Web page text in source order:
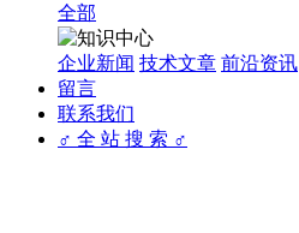
全部
企业新闻 技术文章 前沿资讯
留言
联系我们
♂ 全 站 搜 索 ♂